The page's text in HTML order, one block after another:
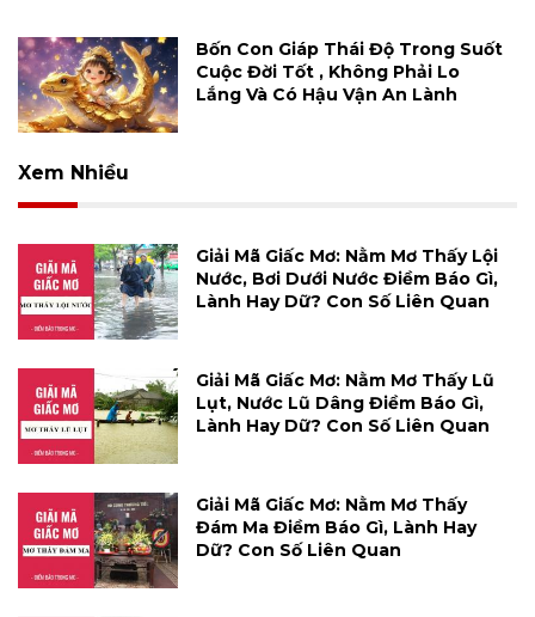
Bốn Con Giáp Thái Độ Trong Suốt
Cuộc Đời Tốt , Không Phải Lo
Lắng Và Có Hậu Vận An Lành
Xem Nhiều
Giải Mã Giấc Mơ: Nằm Mơ Thấy Lội
Nước, Bơi Dưới Nước Điềm Báo Gì,
Lành Hay Dữ? Con Số Liên Quan
Giải Mã Giấc Mơ: Nằm Mơ Thấy Lũ
Lụt, Nước Lũ Dâng Điềm Báo Gì,
Lành Hay Dữ? Con Số Liên Quan
Giải Mã Giấc Mơ: Nằm Mơ Thấy
Đám Ma Điềm Báo Gì, Lành Hay
Dữ? Con Số Liên Quan